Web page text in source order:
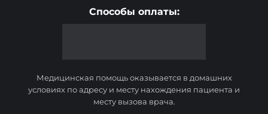
Способы оплаты:
Медицинская помощь оказывается в домашних
условиях по адресу и месту нахождения пациента и
месту вызова врача.